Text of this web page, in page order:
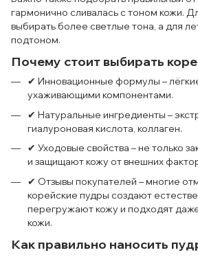
гармонично сливалась с тоном кожи.
выбирать более светлые тона, а для
подтоном.
Почему стоит выбирать
✔ Инновационные формулы –
ухаживающими компонентами.
✔ Натуральные ингредиенты –
гиалуроновая кислота, коллаген.
✔ Уходовые свойства – не только
и защищают кожу от внешних
✔ Отзывы покупателей – многие
корейские пудры создают
перегружают кожу и подходят
кожи.
Как правильно наносить